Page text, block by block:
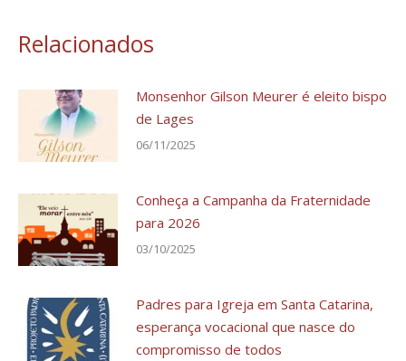
Relacionados
Monsenhor Gilson Meurer é eleito bispo
de Lages
06/11/2025
Conheça a Campanha da Fraternidade
para 2026
03/10/2025
Padres para Igreja em Santa Catarina,
esperança vocacional que nasce do
compromisso de todos